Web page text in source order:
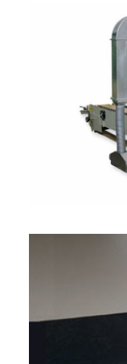
NEWS ED EVENTI
ITALIANO
ENGLISH